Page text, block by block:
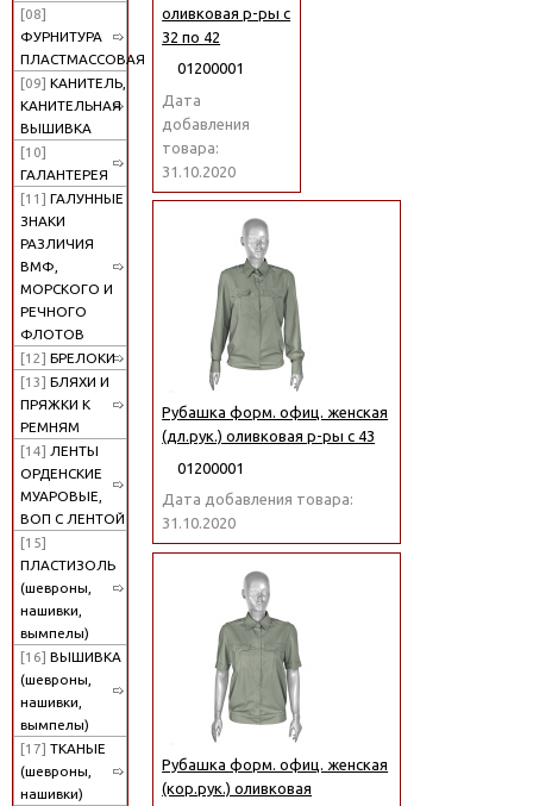
[08]
ФУРНИТУРА
ПЛАСТМАССОВАЯ
[09] КАНИТЕЛЬ,
КАНИТЕЛЬНАЯ
ВЫШИВКА
[10]
ГАЛАНТЕРЕЯ
[11] ГАЛУННЫЕ
ЗНАКИ
РАЗЛИЧИЯ
ВМФ,
МОРСКОГО И
РЕЧНОГО
ФЛОТОВ
[12] БРЕЛОКИ
[13] БЛЯХИ И
ПРЯЖКИ К
РЕМНЯМ
[14] ЛЕНТЫ
ОРДЕНСКИЕ
МУАРОВЫЕ,
ВОП С ЛЕНТОЙ
[15]
ПЛАСТИЗОЛЬ
(шевроны,
нашивки,
вымпелы)
[16] ВЫШИВКА
(шевроны,
нашивки,
вымпелы)
[17] ТКАНЫЕ
(шевроны,
нашивки)
оливковая р-ры с
32 по 42
01200001
Дата
добавления
товара:
31.10.2020
Рубашка форм. офиц. женская
(дл.рук.) оливковая р-ры с 43
01200001
Дата добавления товара:
31.10.2020
Рубашка форм. офиц. женская
(кор.рук.) оливковая